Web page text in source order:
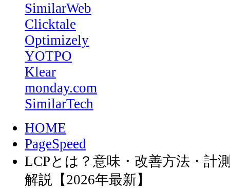
SimilarWeb
Clicktale
Optimizely
YOTPO
Klear
monday.com
SimilarTech
HOME
PageSpeed
LCPとは？意味・改善方法・計
解説【2026年最新】